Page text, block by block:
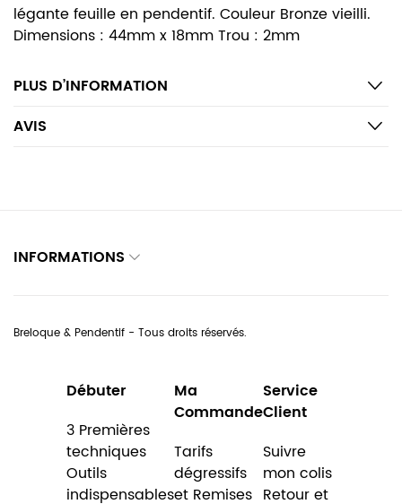
légante feuille en pendentif. Couleur Bronze vieilli.
Dimensions : 44mm x 18mm Trou : 2mm
PLUS D’INFORMATION
AVIS
INFORMATIONS
Breloque & Pendentif - Tous droits réservés.
Débuter
3 Premières
techniques
Outils
indispensables
Ma
Commande
Tarifs
dégressifs
et Remises
Service
Client
Suivre
mon colis
Retour et